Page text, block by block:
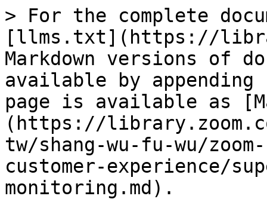
> For the complete
[llms.txt](https://
Markdown versions of
available by
page is available as
(https://
tw/shang-wu-fu-wu/
customer-experience/
monitoring.md).